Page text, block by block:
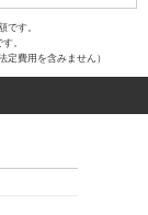
す。
。
費用を含みません）